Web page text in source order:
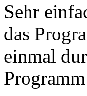
Sehr
das
einmal